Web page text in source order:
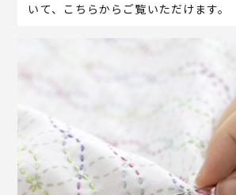
いて、こちらからご覧いただけます。